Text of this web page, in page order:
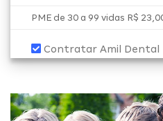
PME de 30 a 99 vidas R$
Contratar Amil Dental